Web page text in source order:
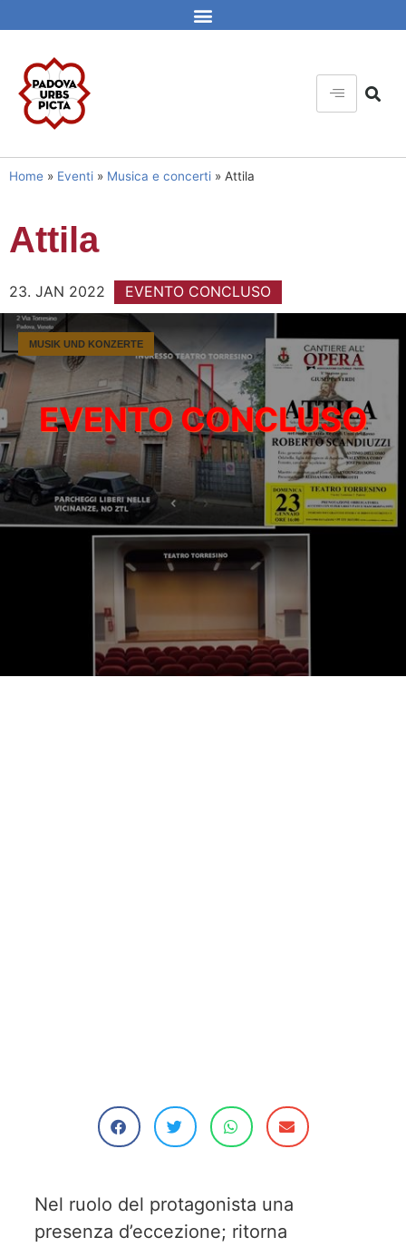
Home » Eventi » Musica e concerti » Attila
Attila
23. JAN 2022 EVENTO CONCLUSO
MUSIK UND KONZERTE
Nel ruolo del protagonista una
presenza d’eccezione; ritorna